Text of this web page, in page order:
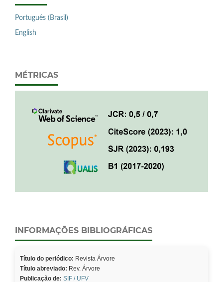
Português (Brasil)
English
MÉTRICAS
INFORMAÇÕES BIBLIOGRÁFICAS
Título do periódico: Revista Árvore
Título abreviado: Rev. Árvore
Publicação de: SIF / UFV